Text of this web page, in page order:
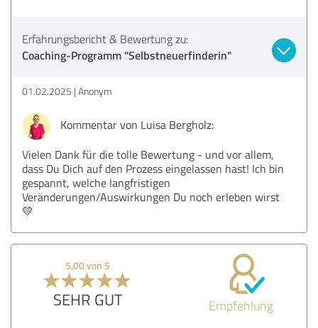
Erfahrungsbericht & Bewertung zu:
Coaching-Programm "Selbstneuerfinderin"
01.02.2025 Anonym
Kommentar von Luisa Bergholz:
Vielen Dank für die tolle Bewertung - und vor allem,
dass Du Dich auf den Prozess eingelassen hast! Ich bin
gespannt, welche langfristigen
Veränderungen/Auswirkungen Du noch erleben wirst
💛
5,00 von 5
SEHR GUT Empfehlung